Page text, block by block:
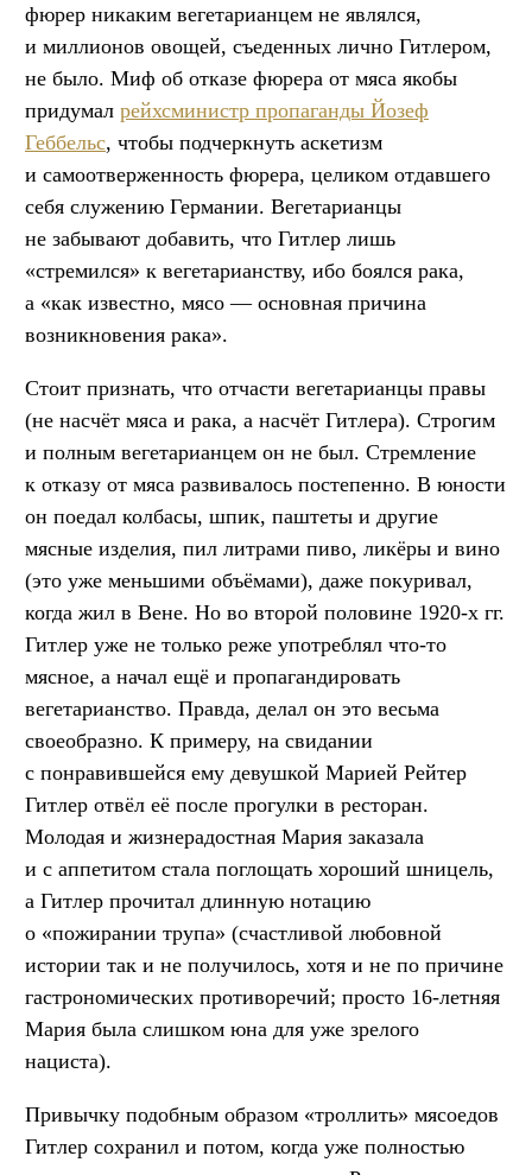
фюрер никаким вегетарианцем не являлся,
и миллионов овощей, съеденных лично Гитлером,
не было. Миф об отказе фюрера от мяса якобы
придумал рейхсминистр пропаганды Йозеф
Геббельс, чтобы подчеркнуть аскетизм
и самоотверженность фюрера, целиком отдавшего
себя служению Германии. Вегетарианцы
не забывают добавить, что Гитлер лишь
«стремился» к вегетарианству, ибо боялся рака,
а «как известно, мясо — основная причина
возникновения рака».
Стоит признать, что отчасти вегетарианцы правы
(не насчёт мяса и рака, а насчёт Гитлера). Строгим
и полным вегетарианцем он не был. Стремление
к отказу от мяса развивалось постепенно. В юности
он поедал колбасы, шпик, паштеты и другие
мясные изделия, пил литрами пиво, ликёры и вино
(это уже меньшими объёмами), даже покуривал,
когда жил в Вене. Но во второй половине 1920-х гг.
Гитлер уже не только реже употреблял что-то
мясное, а начал ещё и пропагандировать
вегетарианство. Правда, делал он это весьма
своеобразно. К примеру, на свидании
с понравившейся ему девушкой Марией Рейтер
Гитлер отвёл её после прогулки в ресторан.
Молодая и жизнерадостная Мария заказала
и с аппетитом стала поглощать хороший шницель,
а Гитлер прочитал длинную нотацию
о «пожирании трупа» (счастливой любовной
истории так и не получилось, хотя и не по причине
гастрономических противоречий; просто 16-летняя
Мария была слишком юна для уже зрелого
нациста).
Привычку подобным образом «троллить» мясоедов
Гитлер сохранил и потом, когда уже полностью